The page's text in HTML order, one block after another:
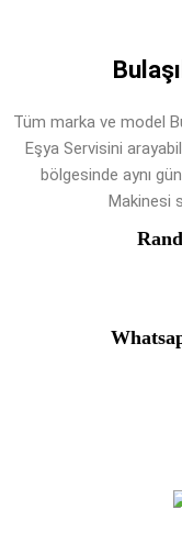
Tüm marka ve model
Eşya Servisini
bölgesinde aynı
Makinesi